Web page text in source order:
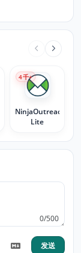
NinjaOutreach
Lite
4千+
0/500
发送